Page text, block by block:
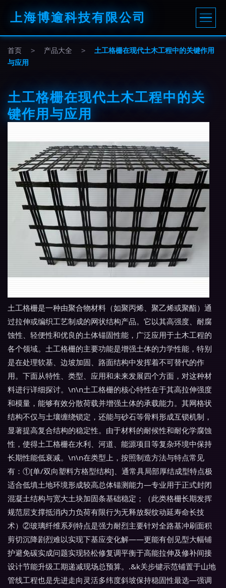
上海博逾科技有限公司
首页 > 产品大全 >
土工格栅在现代土木工程中的关键作用
与应用
土工格栅在现代土木工程中的关
键作用与应用
土工格栅是一种由聚合物材料（如聚丙烯、聚乙烯或聚酯）通
过拉伸或编织工艺制成的网状结构产品。它以其高强度、耐腐
蚀性、轻便性和优良的土体锚固性能，广泛应用于土木工程的
各个领域。土工格栅的主要功能是增强土体的力学性能，特别
是在处理软基、边坡加固、路面结构中发挥着不可替代的作
用。下面从特性、类型、应用和未来发展四个方面，对这种材
料进行详细探讨。\n\n土工格栅的核心特性在于其高拉伸强度
和模量，能够有效分散荷载并增强土体的承载能力。其网格状
结构不仅与土壤缠绕锁定，还能与砂石等骨料形成互锁机制，
显著提高复合结构的稳定性。由于材料的耐候性和耐化学腐蚀
性，使得土工格栅在水利、河道、能源项目等复杂环境中保持
长期性能低衰减。\n\n在类型上，按照制造方法与特点常见
有：①[单/双向塑料方格型结构]、通常具局部厚结成型特点极
适合低填土地环境形成较高总体锚测能力—专业用于正式封闭
混凝土结构与宽大土块加固条基础稳定；（此类格栅长期发挥
规范层支撑抵消内力负荷有限行为无释放裂纹动延寿命长技
术）②玻璃纤维系列特点是强力耐烈主要针对全路基冲刷面积
剪切沉降剧烈难以实现下基应变化解——更能有创见型大幅铺
护避免碳实成问题实现轻松修复调平衡于高能拉伸及修补间接
设计节能升级工期递减现场总预算。 .&k关步键示范铺置于山地
管线工程也是先进走向灵活多纬度斜坡保持稳固性最选—强调